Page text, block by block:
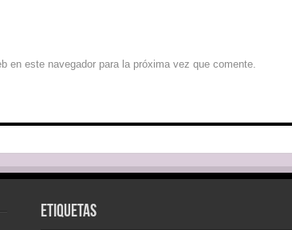
en este navegador para la próxima vez que comente.
Etiquetas